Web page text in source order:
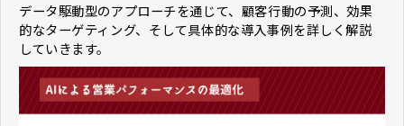
データ駆動型のアプローチを通じて、顧客行動の予測、効果
的なターゲティング、そして具体的な導入事例を詳しく解説
していきます。